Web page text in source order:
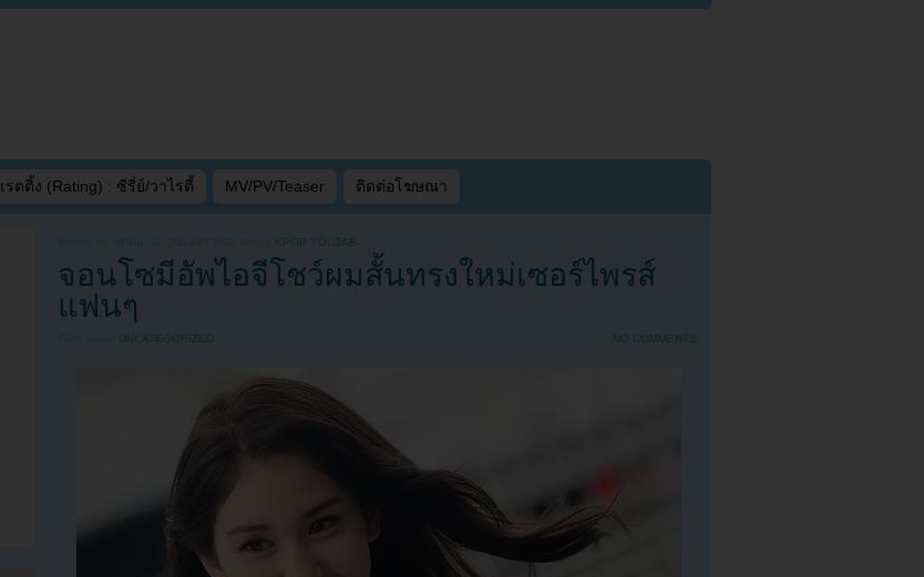
เรตติ้ง (Rating) : ซีรี่ย์/วาไรตี้ MV/PV/Teaser ติดต่อโฆษณา
KPOP YOUZAB
จอนโซมีอัพไอจีโชว์ผมสั้นทรงใหม่เซอร์ไพรส์
แฟนๆ
UNCATEGORIZED NO COMMENTS